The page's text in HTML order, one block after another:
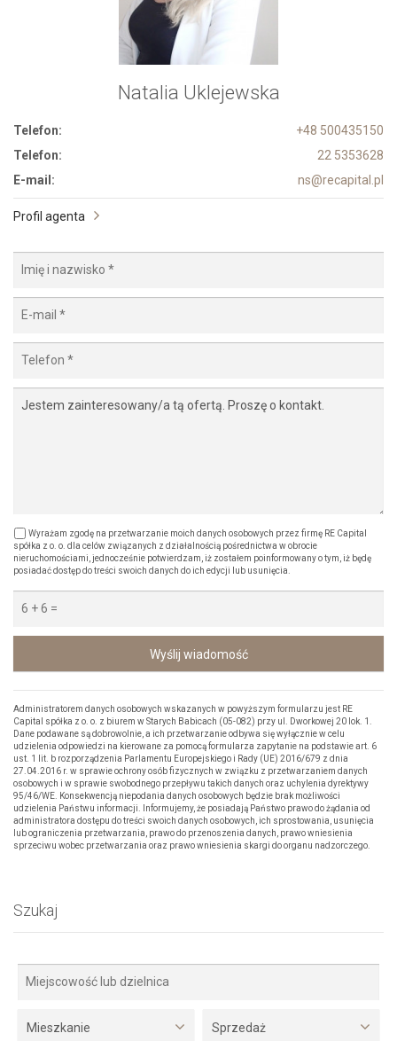
Natalia Uklejewska
Telefon:
+48 500435150
Telefon:
22 5353628
E-mail:
ns@recapital.pl
Profil agenta
Wyrażam zgodę na przetwarzanie moich danych osobowych przez firmę RE Capital
spółka z o. o. dla celów związanych z działalnością pośrednictwa w obrocie
nieruchomościami, jednocześnie potwierdzam, iż zostałem poinformowany o tym, iż będę
posiadać dostęp do treści swoich danych do ich edycji lub usunięcia.
Wyślij wiadomość
Administratorem danych osobowych wskazanych w powyższym formularzu jest RE
Capital spółka z o. o. z biurem w Starych Babicach (05-082) przy ul. Dworkowej 20 lok. 1.
Dane podawane są dobrowolnie, a ich przetwarzanie odbywa się wyłącznie w celu
udzielenia odpowiedzi na kierowane za pomocą formularza zapytanie na podstawie art. 6
ust. 1 lit. b rozporządzenia Parlamentu Europejskiego i Rady (UE) 2016/679 z dnia
27.04.2016 r. w sprawie ochrony osób fizycznych w związku z przetwarzaniem danych
osobowych i w sprawie swobodnego przepływu takich danych oraz uchylenia dyrektywy
95/46/WE. Konsekwencją niepodania danych osobowych będzie brak możliwości
udzielenia Państwu informacji. Informujemy, że posiadają Państwo prawo do żądania od
administratora dostępu do treści swoich danych osobowych, ich sprostowania, usunięcia
lub ograniczenia przetwarzania, prawo do przenoszenia danych, prawo wniesienia
sprzeciwu wobec przetwarzania oraz prawo wniesienia skargi do organu nadzorczego.
Szukaj
Mieszkanie Sprzedaż